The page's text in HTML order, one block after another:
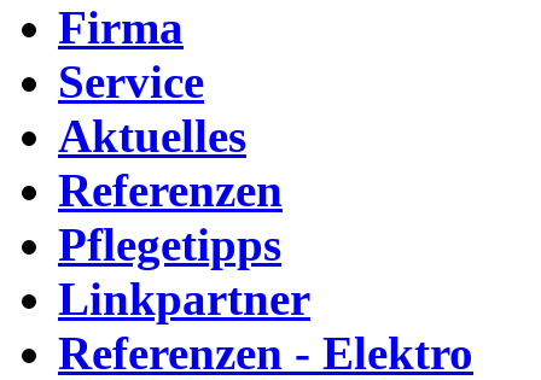
Firma
Service
Aktuelles
Referenzen
Pflegetipps
Linkpartner
Referenzen - Elektro